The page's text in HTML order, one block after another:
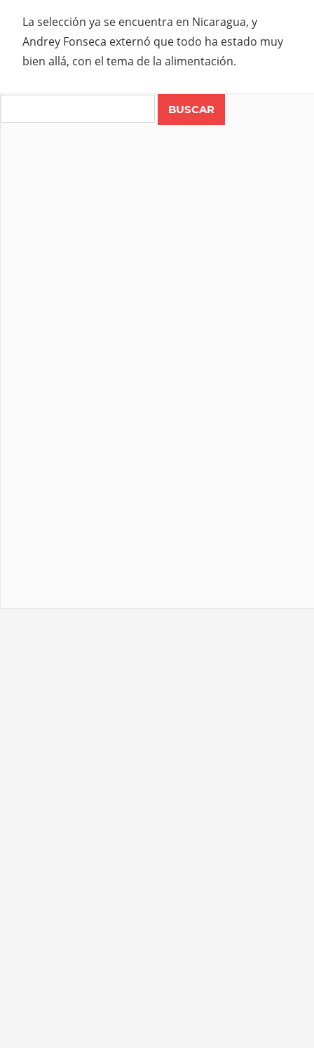
La selección ya se encuentra en Nicaragua, y
Andrey Fonseca externó que todo ha estado muy
bien allá, con el tema de la alimentación.